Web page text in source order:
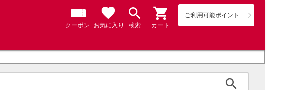
ご利用可能ポイント
カート
検索
お気に入り
クーポン